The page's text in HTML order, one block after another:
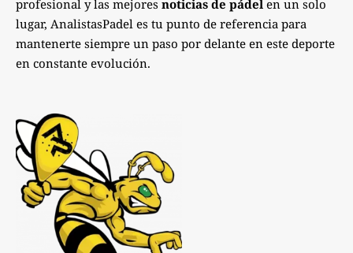
profesional y las mejores noticias de pádel en un solo
lugar, AnalistasPadel es tu punto de referencia para
mantenerte siempre un paso por delante en este deporte
en constante evolución.